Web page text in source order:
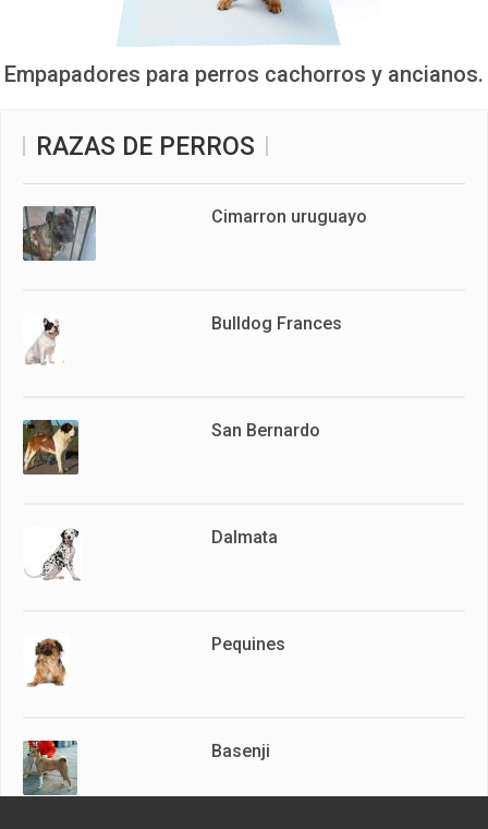
Empapadores para perros cachorros y ancianos.
RAZAS DE PERROS
Cimarron uruguayo
Bulldog Frances
San Bernardo
Dalmata
Pequines
Basenji